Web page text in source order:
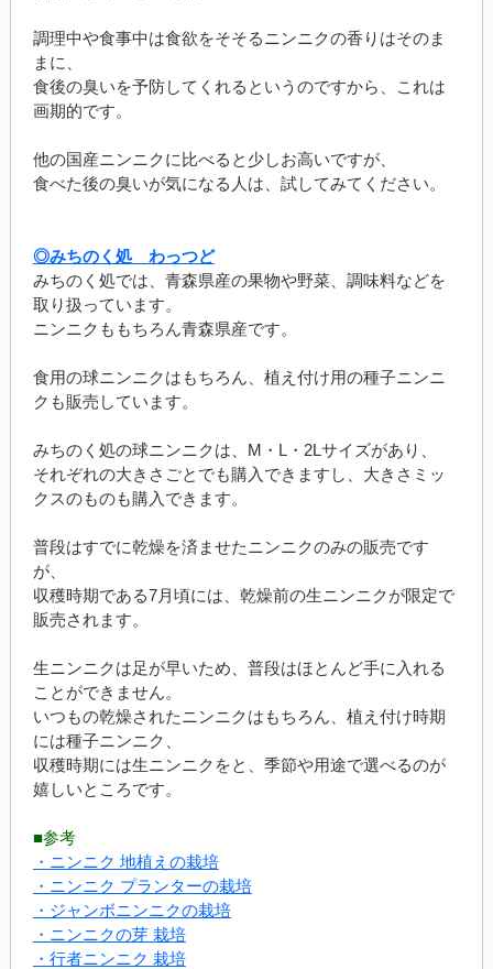
調理中や食事中は食欲をそそるニンニクの香りはそのま
まに、
食後の臭いを予防してくれるというのですから、これは
画期的です。
他の国産ニンニクに比べると少しお高いですが、
食べた後の臭いが気になる人は、試してみてください。
◎みちのく処 わっつど
みちのく処では、青森県産の果物や野菜、調味料などを
取り扱っています。
ニンニクももちろん青森県産です。
食用の球ニンニクはもちろん、植え付け用の種子ニンニ
クも販売しています。
みちのく処の球ニンニクは、M・L・2Lサイズがあり、
それぞれの大きさごとでも購入できますし、大きさミッ
クスのものも購入できます。
普段はすでに乾燥を済ませたニンニクのみの販売です
が、
収穫時期である7月頃には、乾燥前の生ニンニクが限定で
販売されます。
生ニンニクは足が早いため、普段はほとんど手に入れる
ことができません。
いつもの乾燥されたニンニクはもちろん、植え付け時期
には種子ニンニク、
収穫時期には生ニンニクをと、季節や用途で選べるのが
嬉しいところです。
■参考
・ニンニク 地植えの栽培
・ニンニク プランターの栽培
・ジャンボニンニクの栽培
・ニンニクの芽 栽培
・行者ニンニク 栽培